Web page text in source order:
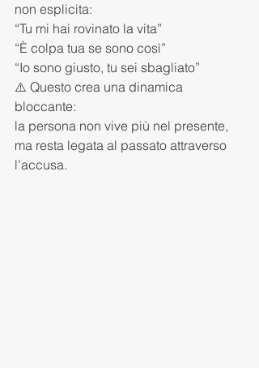
non esplicita:
“Tu mi hai rovinato la vita”
“È colpa tua se sono così”
“Io sono giusto, tu sei sbagliato”
⚠️ Questo crea una dinamica
bloccante:
la persona non vive più nel presente,
ma resta legata al passato attraverso
l’accusa.